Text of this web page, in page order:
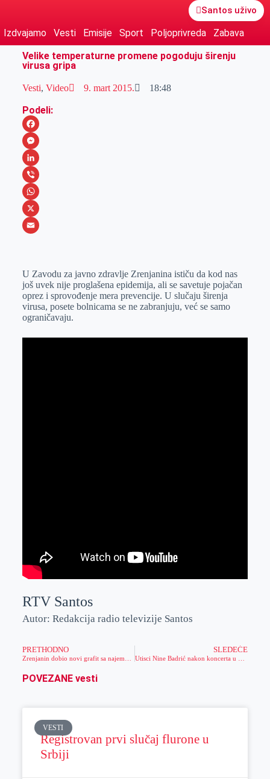
Santos uživo
Izdvajamo Vesti Emisije Sport Poljoprivreda
Zabava
Velike temperaturne promene pogoduju širenju
virusa gripa
Vesti, Video 9. mart 2015. 18:48
Podeli:
F
a
c
e
b
o
M
e
s
s
e
e
r
L
i
n
k
I
n
V
i
b
W
h
s
A
p
X
a
i
l
U Zavodu za javno zdravlje Zrenjanina ističu da kod nas
još uvek nije proglašena epidemija, ali se savetuje pojačan
oprez i sprovođenje mera prevencije. U slučaju širenja
virusa, posete bolnicama se ne zabranjuju, već se samo
ograničavaju.
RTV Santos
Autor: Redakcija radio televizije Santos
PRETHODNO SLEDEĆE
POVEZANE vesti
VESTI
Registrovan prvi slučaj flurone u
Srbiji